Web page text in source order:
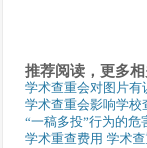
推荐阅读，更多相
学术查重会对图片有
学术查重会影响学校
“一稿多投”行为的危
学术重查费用 学术